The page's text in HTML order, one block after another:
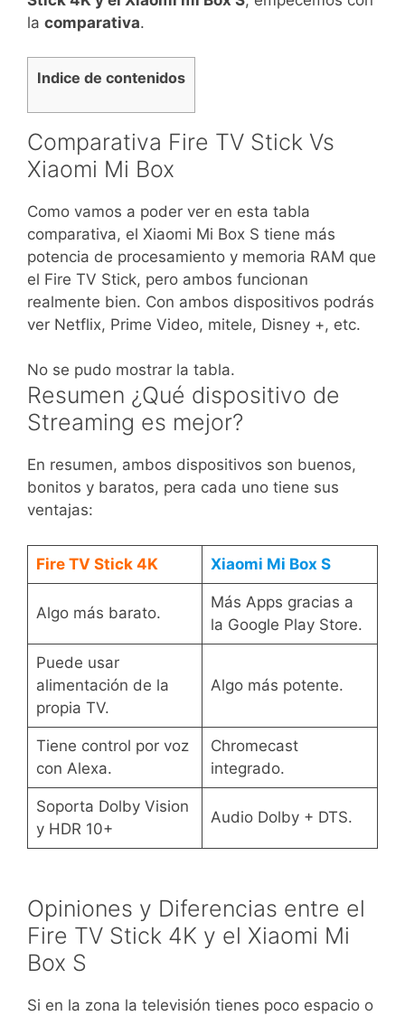
la comparativa.
Indice de contenidos
Comparativa Fire TV Stick Vs
Xiaomi Mi Box
Como vamos a poder ver en esta tabla
comparativa, el Xiaomi Mi Box S tiene más
potencia de procesamiento y memoria RAM que
el Fire TV Stick, pero ambos funcionan
realmente bien. Con ambos dispositivos podrás
ver Netflix, Prime Video, mitele, Disney +, etc.
No se pudo mostrar la tabla.
Resumen ¿Qué dispositivo de
Streaming es mejor?
En resumen, ambos dispositivos son buenos,
bonitos y baratos, pera cada uno tiene sus
ventajas:
Fire TV Stick 4K Xiaomi Mi Box S
Algo más barato.
Más Apps gracias a
la Google Play Store.
Puede usar
alimentación de la
propia TV.
Algo más potente.
Tiene control por voz
con Alexa.
Chromecast
integrado.
Soporta Dolby Vision
y HDR 10+
Audio Dolby + DTS.
Opiniones y Diferencias entre el
Fire TV Stick 4K y el Xiaomi Mi
Box S
Si en la zona la televisión tienes poco espacio o